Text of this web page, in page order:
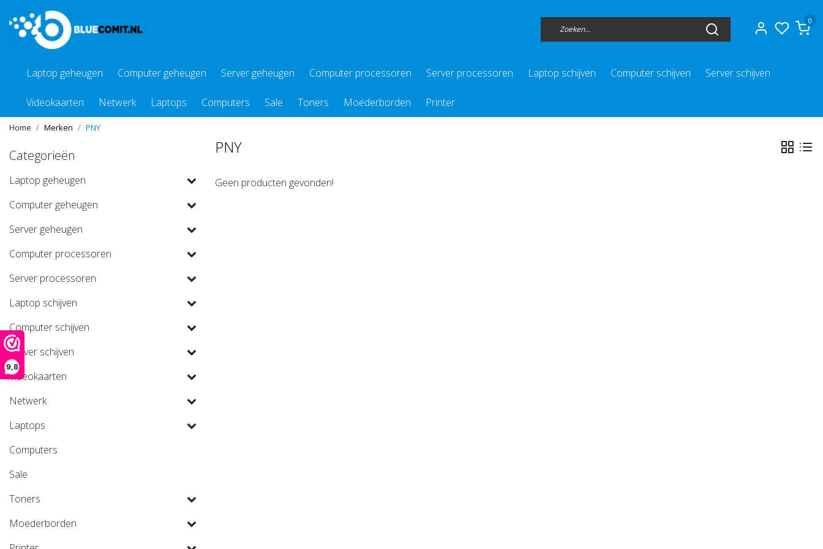
9,8
0
Laptop geheugen Computer geheugen Server geheugen Computer processoren Server processoren Laptop schijven Computer schijven Server schijven
Videokaarten Netwerk Laptops Computers Sale Toners Moederborden Printer
Home Merken PNY
Categorieën
Laptop geheugen
Computer geheugen
Server geheugen
Computer processoren
Server processoren
Laptop schijven
Computer schijven
Server schijven
Videokaarten
Netwerk
Laptops
Computers
Sale
Toners
Moederborden
PNY
Geen producten gevonden!